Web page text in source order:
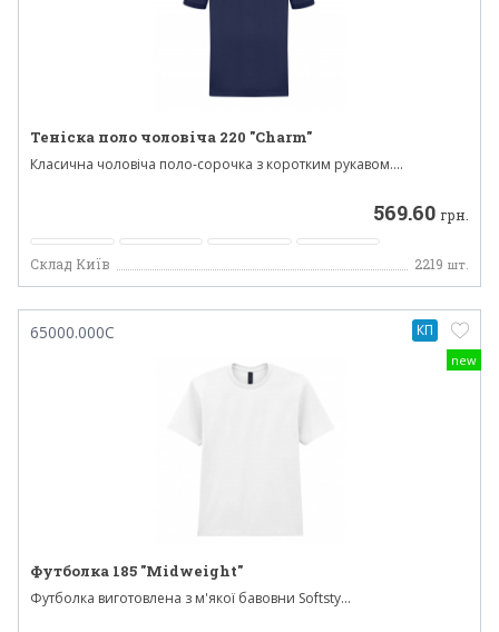
Теніска поло чоловіча 220 "Charm"
Класична чоловіча поло-сорочка з коротким рукавом....
569.60 грн.
Склад Київ 2219 шт.
new
65000.000C
Футболка 185 "Midweight"
Футболка виготовлена з м'якої бавовни Softsty...
КП